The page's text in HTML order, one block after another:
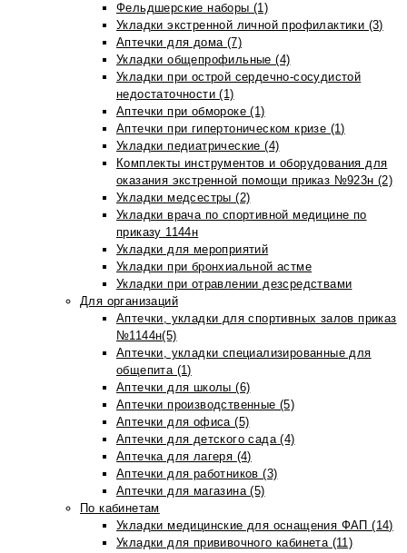
Фельдшерские наборы (1)
Укладки экстренной личной профилактики (3)
Аптечки для дома (7)
Укладки общепрофильные (4)
Укладки при острой сердечно-сосудистой
недостаточности (1)
Аптечки при обмороке (1)
Аптечки при гипертоническом кризе (1)
Укладки педиатрические (4)
Комплекты инструментов и оборудования для
оказания экстренной помощи приказ №923н (2)
Укладки медсестры (2)
Укладки врача по спортивной медицине по
приказу 1144н
Укладки для мероприятий
Укладки при бронхиальной астме
Укладки при отравлении дезсредствами
Для организаций
Аптечки, укладки для спортивных залов приказ
№1144н(5)
Аптечки, укладки специализированные для
общепита (1)
Аптечки для школы (6)
Аптечки производственные (5)
Аптечки для офиса (5)
Аптечки для детского сада (4)
Аптечка для лагеря (4)
Аптечки для работников (3)
Аптечки для магазина (5)
По кабинетам
Укладки медицинские для оснащения ФАП (14)
Укладки для прививочного кабинета (11)